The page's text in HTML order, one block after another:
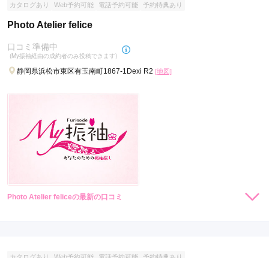
カタログあり Web予約可能 電話予約可能 予約特典あり
Photo Atelier felice
口コミ準備中
(My振袖経由の成約者のみ投稿できます)
静岡県浜松市東区有玉南町1867-1Dexi R2 [地図]
Photo Atelier feliceの最新の口コミ